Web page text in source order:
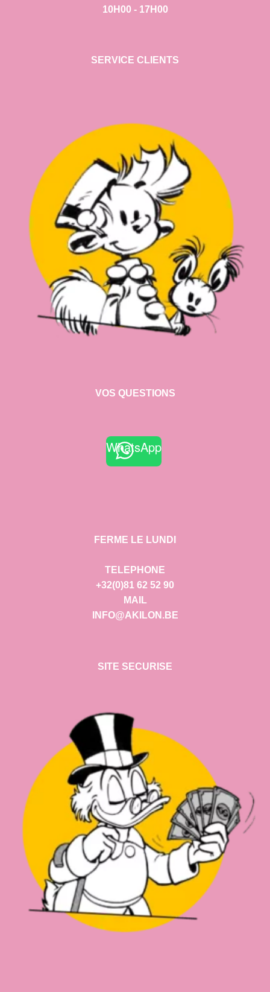
10H00 - 17H00
SERVICE CLIENTS
VOS QUESTIONS
WhatsApp
FERME LE LUNDI
TELEPHONE
+32(0)81 62 52 90
MAIL
INFO@AKILON.BE
SITE SECURISE